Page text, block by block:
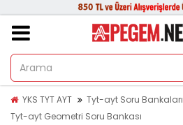
YKS TYT AYT
Tyt-ayt Soru Bankaları
Tyt-ayt Geometri Soru Bankası